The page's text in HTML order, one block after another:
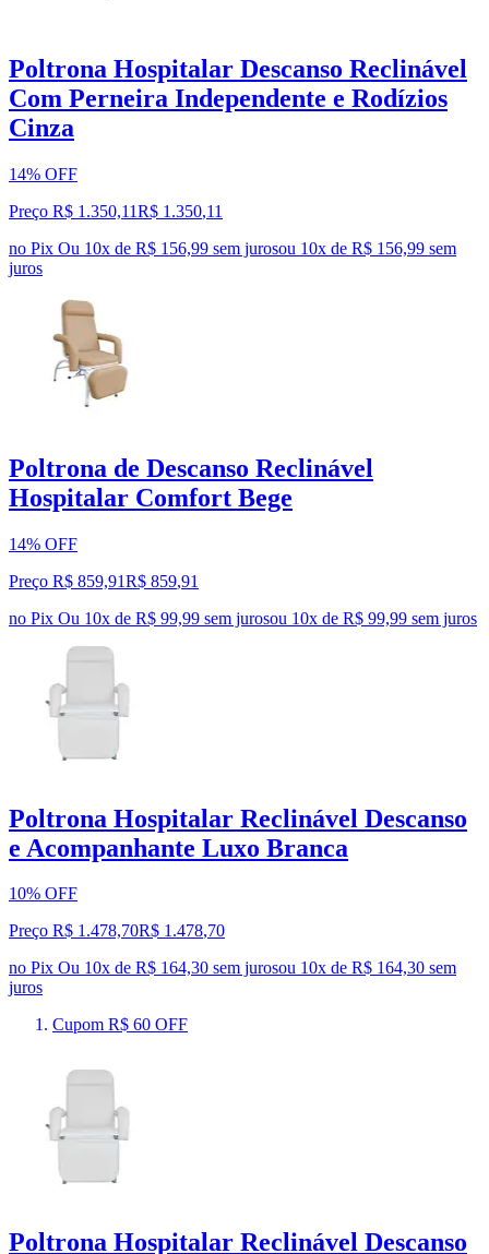
Poltrona Hospitalar Descanso Reclinável
Com Perneira Independente e Rodízios
Cinza
14% OFF
Preço R$ 1.350,11R$ 1.350,11
no Pix Ou 10x de R$ 156,99 sem jurosou 10x de R$ 156,99 sem
juros
Poltrona de Descanso Reclinável
Hospitalar Comfort Bege
14% OFF
Preço R$ 859,91R$ 859,91
no Pix Ou 10x de R$ 99,99 sem jurosou 10x de R$ 99,99 sem juros
Poltrona Hospitalar Reclinável Descanso
e Acompanhante Luxo Branca
10% OFF
Preço R$ 1.478,70R$ 1.478,70
no Pix Ou 10x de R$ 164,30 sem jurosou 10x de R$ 164,30 sem
juros
Cupom R$ 60 OFF
Poltrona Hospitalar Reclinável Descanso